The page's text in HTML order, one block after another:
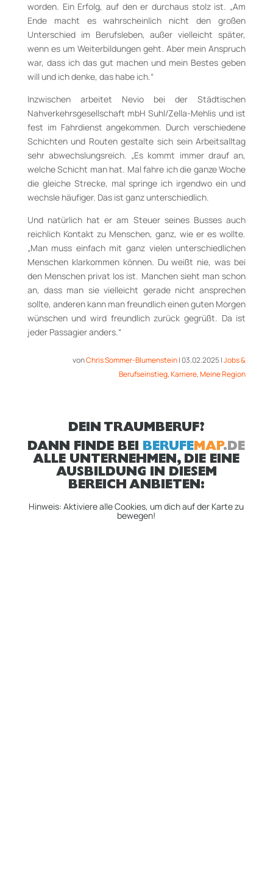
worden. Ein Erfolg, auf den er durchaus stolz ist. „Am
Ende macht es wahrscheinlich nicht den großen
Unterschied im Berufsleben, außer vielleicht später,
wenn es um Weiterbildungen geht. Aber mein Anspruch
war, dass ich das gut machen und mein Bestes geben
will und ich denke, das habe ich.“
Inzwischen arbeitet Nevio bei der Städtischen
Nahverkehrsgesellschaft mbH Suhl/Zella-Mehlis und ist
fest im Fahrdienst angekommen. Durch verschiedene
Schichten und Routen gestalte sich sein Arbeitsalltag
sehr abwechslungsreich. „Es kommt immer drauf an,
welche Schicht man hat. Mal fahre ich die ganze Woche
die gleiche Strecke, mal springe ich irgendwo ein und
wechsle häufiger. Das ist ganz unterschiedlich.
Und natürlich hat er am Steuer seines Busses auch
reichlich Kontakt zu Menschen, ganz, wie er es wollte.
„Man muss einfach mit ganz vielen unterschiedlichen
Menschen klarkommen können. Du weißt nie, was bei
den Menschen privat los ist. Manchen sieht man schon
an, dass man sie vielleicht gerade nicht ansprechen
sollte, anderen kann man freundlich einen guten Morgen
wünschen und wird freundlich zurück gegrüßt. Da ist
jeder Passagier anders.“
vonChris Sommer-Blumenstein|03.02.2025|Jobs &
Berufseinstieg,Karriere,Meine Region
DEIN TRAUMBERUF?
DANN FINDE BEI BERUFEMAP.DE
ALLE UNTERNEHMEN, DIE EINE
AUSBILDUNG IN DIESEM
BEREICH ANBIETEN:
Hinweis: Aktiviere alle Cookies, um dich auf der Karte zu
bewegen!